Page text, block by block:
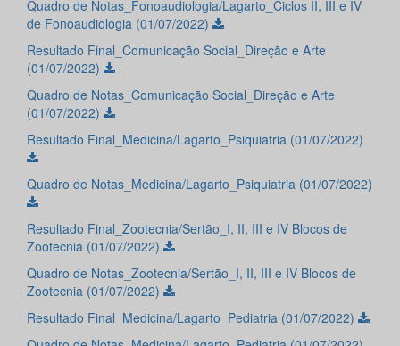
Quadro de Notas_Fonoaudiologia/Lagarto_Ciclos II, III e IV
de Fonoaudiologia (01/07/2022)
Resultado Final_Comunicação Social_Direção e Arte
(01/07/2022)
Quadro de Notas_Comunicação Social_Direção e Arte
(01/07/2022)
Resultado Final_Medicina/Lagarto_Psiquiatria (01/07/2022)
Quadro de Notas_Medicina/Lagarto_Psiquiatria (01/07/2022)
Resultado Final_Zootecnia/Sertão_I, II, III e IV Blocos de
Zootecnia (01/07/2022)
Quadro de Notas_Zootecnia/Sertão_I, II, III e IV Blocos de
Zootecnia (01/07/2022)
Resultado Final_Medicina/Lagarto_Pediatria (01/07/2022)